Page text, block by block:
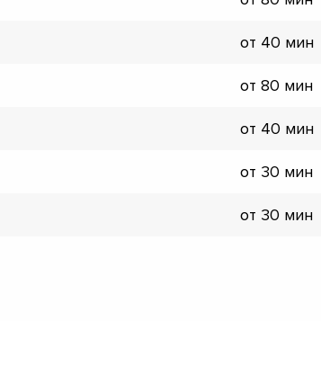
от 40 мин
от 80 мин
от 40 мин
от 30 мин
от 30 мин